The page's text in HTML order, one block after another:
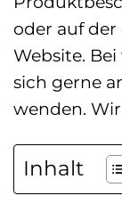
oder auf der
Website.
sich gerne
wenden.
Inhalt